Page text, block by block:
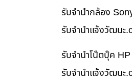
รับจำนำกล้อง
รับจํานําแจ้งวัฒนะ
รับจำนำโน๊ตบุ๊ค
รับจํานําแจ้งวัฒนะ